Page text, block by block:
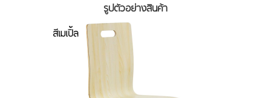
รูปตัวอย่างสินค้า